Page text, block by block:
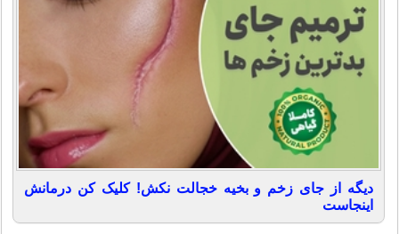
دیگه از جای زخم و بخیه خجالت نکش! کلیک کن درمانش
اینجاست